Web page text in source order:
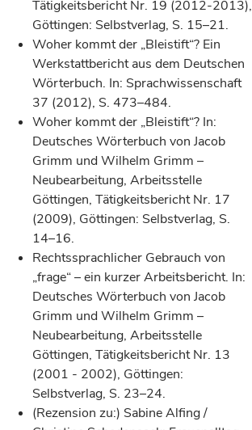
Tätigkeitsbericht Nr. 19 (2012-2013),
Göttingen: Selbstverlag, S. 15–21.
Woher kommt der „Bleistift“? Ein
Werkstattbericht aus dem Deutschen
Wörterbuch. In: Sprachwissenschaft
37 (2012), S. 473–484.
Woher kommt der „Bleistift“? In:
Deutsches Wörterbuch von Jacob
Grimm und Wilhelm Grimm –
Neubearbeitung, Arbeitsstelle
Göttingen, Tätigkeitsbericht Nr. 17
(2009), Göttingen: Selbstverlag, S.
14–16.
Rechtssprachlicher Gebrauch von
„frage“ – ein kurzer Arbeitsbericht. In:
Deutsches Wörterbuch von Jacob
Grimm und Wilhelm Grimm –
Neubearbeitung, Arbeitsstelle
Göttingen, Tätigkeitsbericht Nr. 13
(2001 - 2002), Göttingen:
Selbstverlag, S. 23–24.
(Rezension zu:) Sabine Alfing /